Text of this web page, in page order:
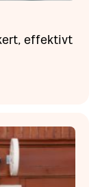
effektivt